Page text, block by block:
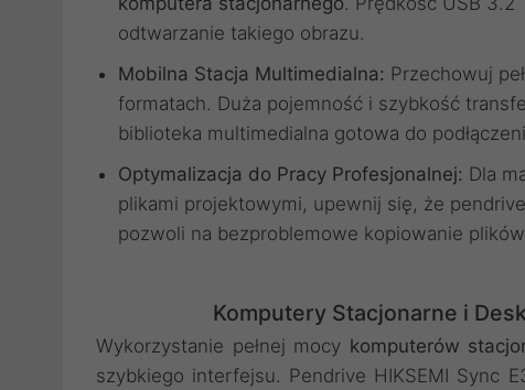
odtwarzanie takiego obrazu.
Mobilna Stacja Multimedialna: Przechowuj
formatach. Duża pojemność i szybkość
biblioteka multimedialna gotowa do
Optymalizacja do Pracy Profesjonalnej: Dla
plikami projektowymi, upewnij się, że
pozwoli na bezproblemowe kopiowanie
Komputery Stacjonarne i
Wykorzystanie pełnej mocy komputerów
szybkiego interfejsu. Pendrive HIKSEMI Sync